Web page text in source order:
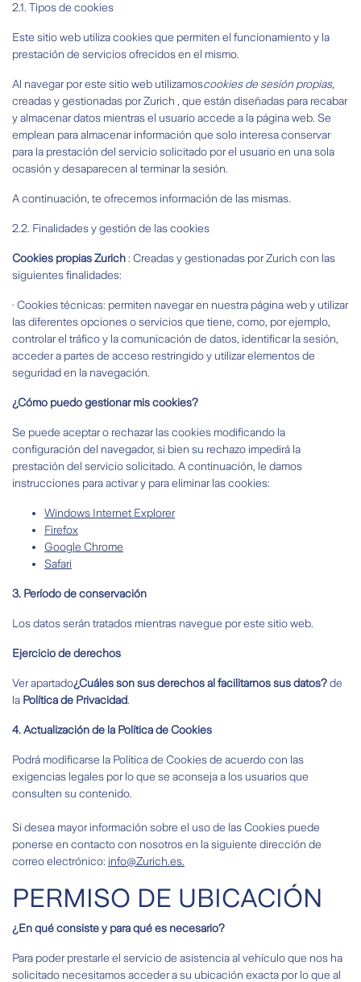
2.1. Tipos de cookies
Este sitio web utiliza cookies que permiten el funcionamiento y la
prestación de servicios ofrecidos en el mismo.
Al navegar por este sitio web utilizamoscookies de sesión propias,
creadas y gestionadas por Zurich , que están diseñadas para recabar
y almacenar datos mientras el usuario accede a la página web. Se
emplean para almacenar información que solo interesa conservar
para la prestación del servicio solicitado por el usuario en una sola
ocasión y desaparecen al terminar la sesión.
A continuación, te ofrecemos información de las mismas.
2.2. Finalidades y gestión de las cookies
Cookies propias Zurich: Creadas y gestionadas por Zurich con las
siguientes finalidades:
· Cookies técnicas: permiten navegar en nuestra página web y utilizar
las diferentes opciones o servicios que tiene, como, por ejemplo,
controlar el tráfico y la comunicación de datos, identificar la sesión,
acceder a partes de acceso restringido y utilizar elementos de
seguridad en la navegación.
¿Cómo puedo gestionar mis cookies?
Se puede aceptar o rechazar las cookies modificando la
configuración del navegador, si bien su rechazo impedirá la
prestación del servicio solicitado. A continuación, le damos
instrucciones para activar y para eliminar las cookies:
Windows Internet Explorer
Firefox
Google Chrome
Safari
3. Período de conservación
Los datos serán tratados mientras navegue por este sitio web.
Ejercicio de derechos
Ver apartado¿Cuáles son sus derechos al facilitarnos sus datos?de
la Política de Privacidad.
4.Actualización de la Política de Cookies
Podrá modificarse la Política de Cookies de acuerdo con las
exigencias legales por lo que se aconseja a los usuarios que
consulten su contenido.
Si desea mayor información sobre el uso de las Cookies puede
ponerse en contacto con nosotros en la siguiente dirección de
correo electrónico: info@Zurich.es.
PERMISO DE UBICACIÓN
¿En qué consiste y para qué es necesario?
Para poder prestarle el servicio de asistencia al vehículo que nos ha
solicitado necesitamos acceder a su ubicación exacta por lo que al